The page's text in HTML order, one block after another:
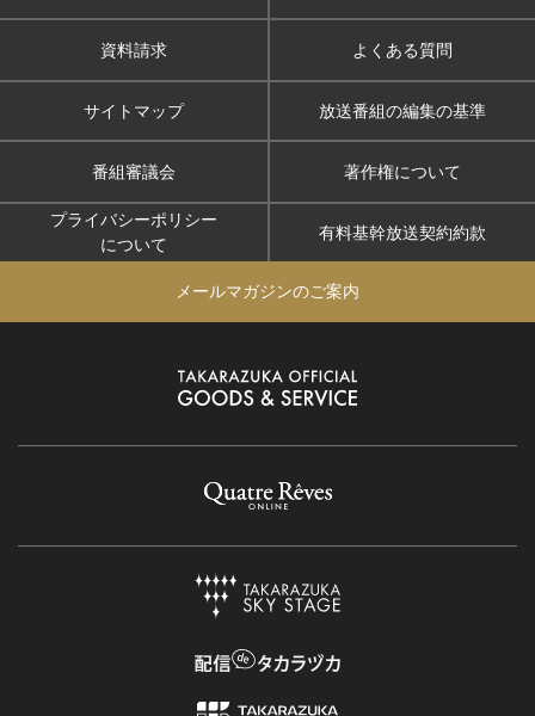
資料請求 よくある質問
サイトマップ 放送番組の編集の基準
番組審議会 著作権について
プライバシーポリシー
について
有料基幹放送契約約款
メールマガジンのご案内